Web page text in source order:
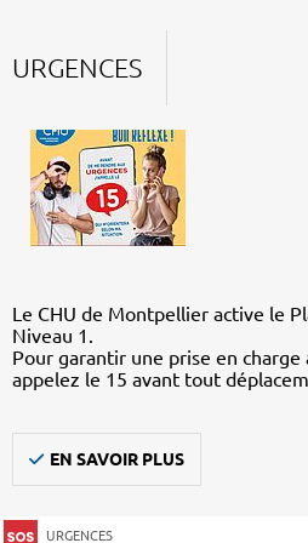
URGENCES
Le CHU de Montpellier active le
Niveau 1.
Pour garantir une prise en charge
appelez le 15 avant tout
EN SAVOIR PLUS
URGENCES